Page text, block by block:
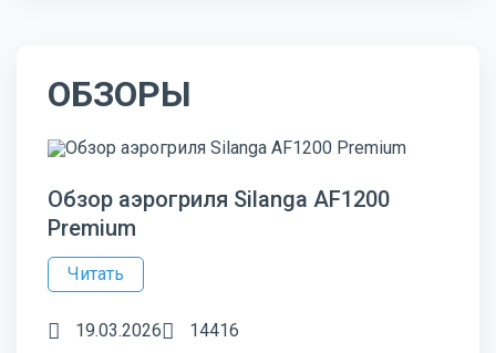
ОБЗОРЫ
Обзор аэрогриля Silanga AF1200
Premium
Читать
19.03.2026 14416